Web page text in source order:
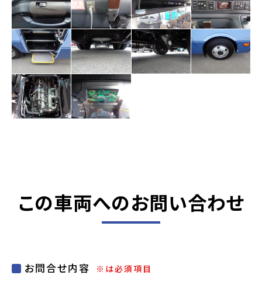
この車両へのお問い合わせ
お問合せ内容 ※は必須項目